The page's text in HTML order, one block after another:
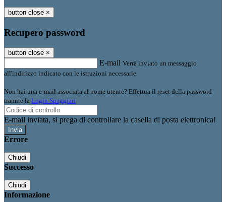
button close ×
Recupero password
button close ×
E-mail Verrà inviato un messaggio
all'indirizzo indicato con le istruzioni necessarie.
Non hai una e-mail associata al nome utente? Effettua il reset della password
tramite la Login Spaggiari
E-mail inviata, si prega di controllare la casella di posta elettronica!
Errore
Chiudi
Successo
Chiudi
Informazione